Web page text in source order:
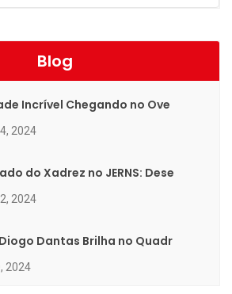
Blog
Incrível Chegando no Ove
2024
do Xadrez no JERNS: Dese
2024
Dantas Brilha no Quadr
2024